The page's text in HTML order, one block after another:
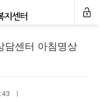
담센터 아침명상
ㅣ